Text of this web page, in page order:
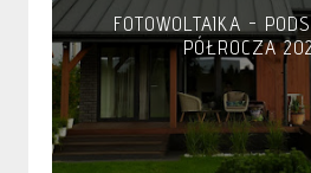
FOTOWOLTAIKA -
PÓŁROCZA